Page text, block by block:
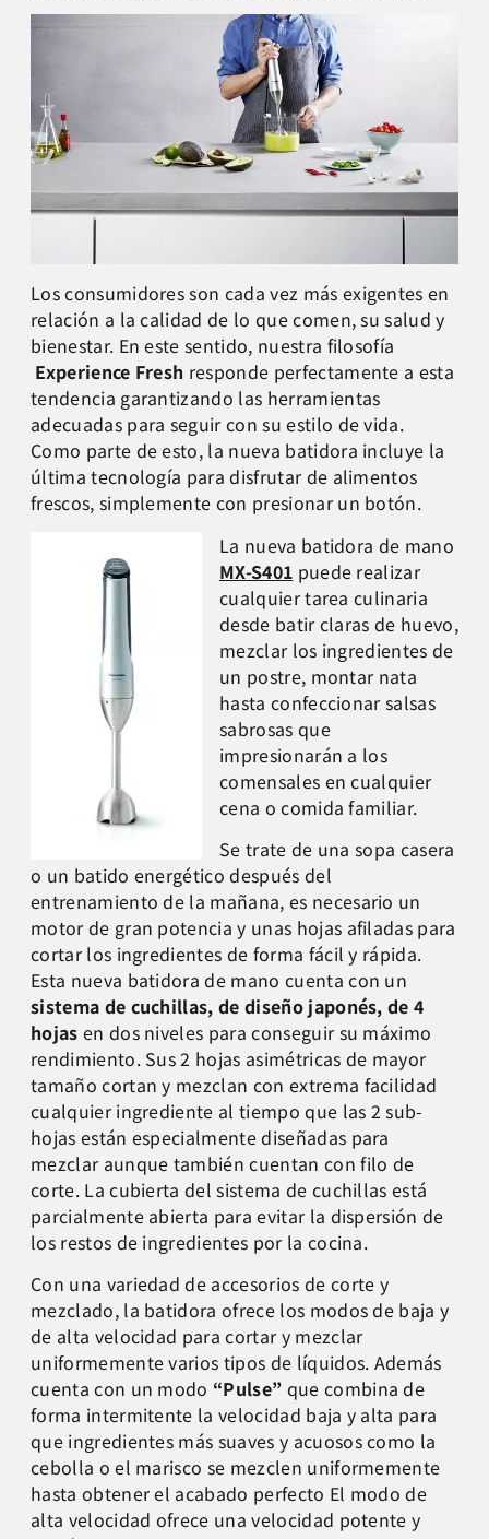
Los consumidores son cada vez más exigentes en
relación a la calidad de lo que comen, su salud y
bienestar. En este sentido, nuestra filosofía
Experience Fresh responde perfectamente a esta
tendencia garantizando las herramientas
adecuadas para seguir con su estilo de vida.
Como parte de esto, la nueva batidora incluye la
última tecnología para disfrutar de alimentos
frescos, simplemente con presionar un botón.
La nueva batidora de mano
MX-S401 puede realizar
cualquier tarea culinaria
desde batir claras de huevo,
mezclar los ingredientes de
un postre, montar nata
hasta confeccionar salsas
sabrosas que
impresionarán a los
comensales en cualquier
cena o comida familiar.
Se trate de una sopa casera
o un batido energético después del
entrenamiento de la mañana, es necesario un
motor de gran potencia y unas hojas afiladas para
cortar los ingredientes de forma fácil y rápida.
Esta nueva batidora de mano cuenta con un
sistema de cuchillas, de diseño japonés, de 4
hojas en dos niveles para conseguir su máximo
rendimiento. Sus 2 hojas asimétricas de mayor
tamaño cortan y mezclan con extrema facilidad
cualquier ingrediente al tiempo que las 2 sub-
hojas están especialmente diseñadas para
mezclar aunque también cuentan con filo de
corte. La cubierta del sistema de cuchillas está
parcialmente abierta para evitar la dispersión de
los restos de ingredientes por la cocina.
Con una variedad de accesorios de corte y
mezclado, la batidora ofrece los modos de baja y
de alta velocidad para cortar y mezclar
uniformemente varios tipos de líquidos. Además
cuenta con un modo “Pulse” que combina de
forma intermitente la velocidad baja y alta para
que ingredientes más suaves y acuosos como la
cebolla o el marisco se mezclen uniformemente
hasta obtener el acabado perfecto El modo de
alta velocidad ofrece una velocidad potente y